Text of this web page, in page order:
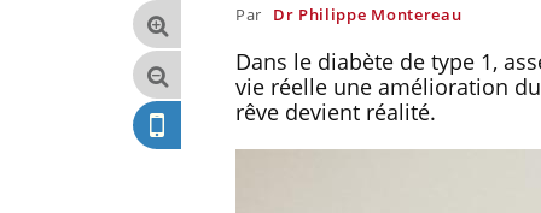
Par Dr Philippe Montereau
Dans le diabète de type 1,
vie réelle une amélioration
rêve devient réalité.